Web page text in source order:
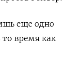
еще одно
время как